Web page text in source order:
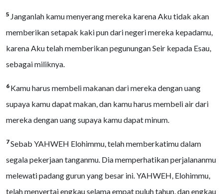
5 Janganlah kamu menyerang mereka karena Aku tidak akan
memberikan setapak kaki pun dari negeri mereka kepadamu,
karena Aku telah memberikan pegunungan Seir kepada Esau,
sebagai miliknya.
6 Kamu harus membeli makanan dari mereka dengan uang
supaya kamu dapat makan, dan kamu harus membeli air dari
mereka dengan uang supaya kamu dapat minum.
7Sebab YAHWEH Elohimmu, telah memberkatimu dalam
segala pekerjaan tanganmu. Dia memperhatikan perjalananmu
melewati padang gurun yang besar ini. YAHWEH, Elohimmu,
telah menyertai engkau selama empat puluh tahun, dan engkau